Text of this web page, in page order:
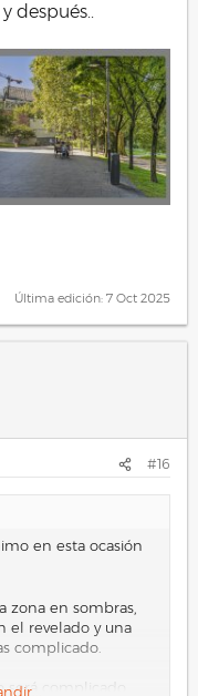
después..
Última edición: 7 Oct 2025
#16
en esta ocasión
zona en sombras,
el revelado y una
complicado.
complicado